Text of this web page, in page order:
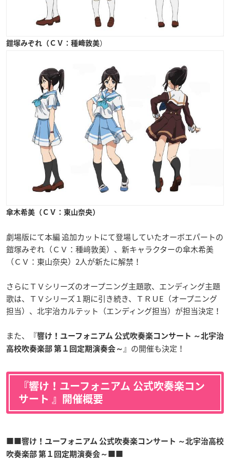
鎧塚みぞれ（ＣＶ：種﨑敦美）
傘木希美（ＣＶ：東山奈央）
劇場版にて本編 追加カットにて登場していたオーボエパートの
鎧塚みぞれ（ＣＶ：種﨑敦美）、新キャラクターの傘木希美
（ＣＶ：東山奈央）2人が新たに解禁！
さらにＴＶシリーズのオープニング主題歌、エンディング主題
歌は、ＴＶシリーズ１期に引き続き、ＴＲＵE（オープニング
担当）、北宇治カルテット（エンディング担当）が担当決定！
また、『響け！ユーフォニアム 公式吹奏楽コンサート ～北宇治
高校吹奏楽部 第１回定期演奏会～』の開催も決定！
『響け！ユーフォニアム 公式吹奏楽コン
サート 』開催概要
■■響け！ユーフォニアム 公式吹奏楽コンサート ～北宇治高校
吹奏楽部 第１回定期演奏会～■■